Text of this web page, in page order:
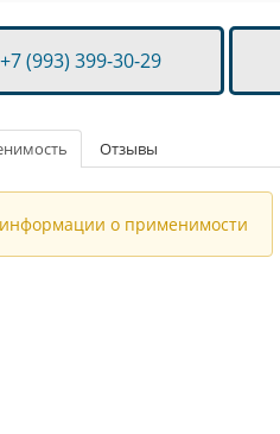
+7 (993) 399-30-29
Отзывы
о применимости